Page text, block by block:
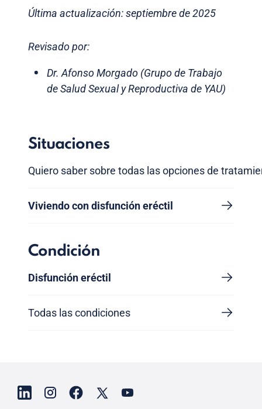
Última actualización: septiembre de 2025
Revisado por:
Dr. Afonso Morgado (Grupo de Trabajo
de Salud Sexual y Reproductiva de YAU)
Situaciones
Quiero saber sobre todas las opciones de
Viviendo con disfunción eréctil
Condición
Disfunción eréctil
Todas las condiciones